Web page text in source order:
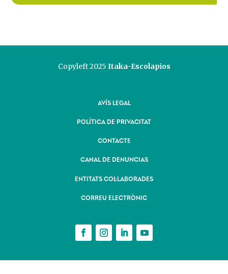
Copyleft 2025 Itaka-Escolapios
AVÍS LEGAL
POLÍTICA DE PRIVACITAT
CONTACTE
CANAL DE DENUNCIAS
ENTITATS COL·LABORADES
CORREU ELECTRÒNIC